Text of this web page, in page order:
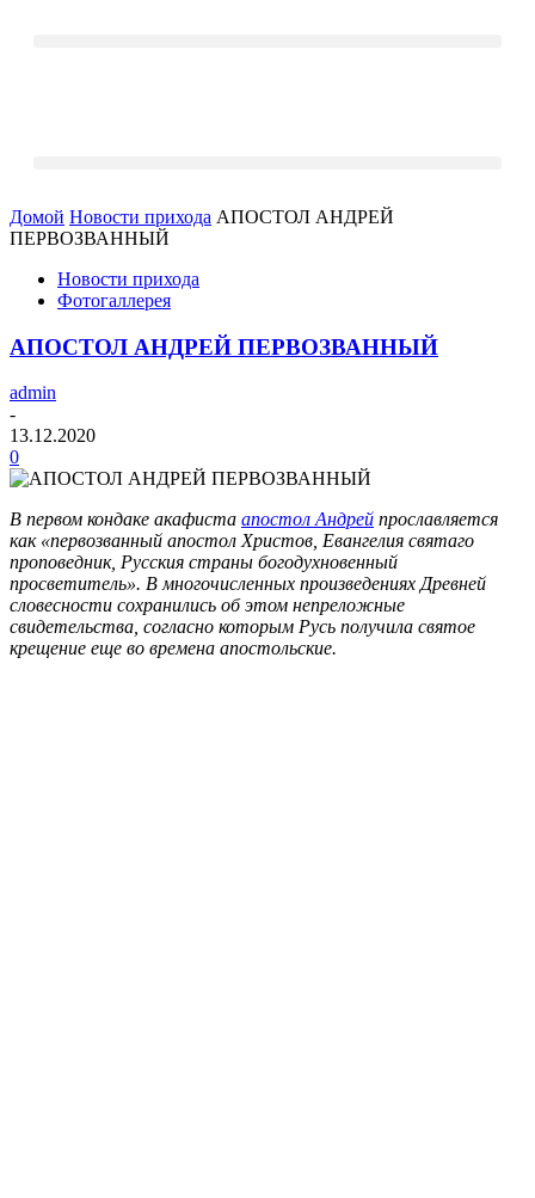
Домой Новости прихода АПОСТОЛ АНДРЕЙ
ПЕРВОЗВАННЫЙ
Новости прихода
Фотогаллерея
АПОСТОЛ АНДРЕЙ ПЕРВОЗВАННЫЙ
admin
-
13.12.2020
0
В первом кондаке акафиста апостол Андрей прославляется
как «первозванный апостол Христов, Евангелия святаго
проповедник, Русския страны богодухновенный
просветитель». В многочисленных произведениях Древней
словесности сохранились об этом непреложные
свидетельства, согласно которым Русь получила святое
крещение еще во времена апостольские.